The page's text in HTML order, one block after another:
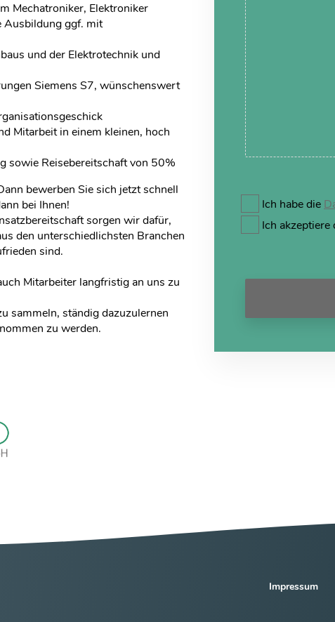
Ich habe die
Ich
Mechatroniker, Elektroniker
Ausbildung ggf. mit
und der Elektrotechnik und
Siemens S7, wünschenswert
Mitarbeit in einem kleinen, hoch
sowie Reisebereitschaft von 50%
bewerben Sie sich jetzt schnell
bei Ihnen!
sorgen wir dafür,
den unterschiedlichsten Branchen
sind.
Mitarbeiter langfristig an uns zu
sammeln, ständig dazuzulernen
zu werden.
Impressum